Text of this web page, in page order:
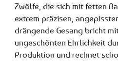
Zwölfe, die sich mit fetten
extrem präzisen,
drängende Gesang bricht
ungeschönten Ehrlichkeit
Produktion und rechnet